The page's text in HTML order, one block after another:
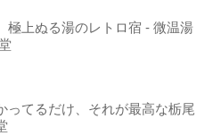
極上ぬる湯のレトロ宿 - 微温湯
ってるだけ、それが最高な栃尾